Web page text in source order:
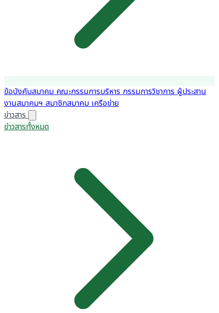
ข้อบังคับสมาคม คณะกรรมการบริหาร กรรมการวิชาการ ผู้ประสาน
งานสมาคมฯ สมาชิกสมาคม เครือข่าย
ข่าวสาร
ข่าวสารทั้งหมด